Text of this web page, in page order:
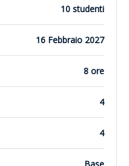
10 studenti
16 Febbraio 2027
8 ore
4
4